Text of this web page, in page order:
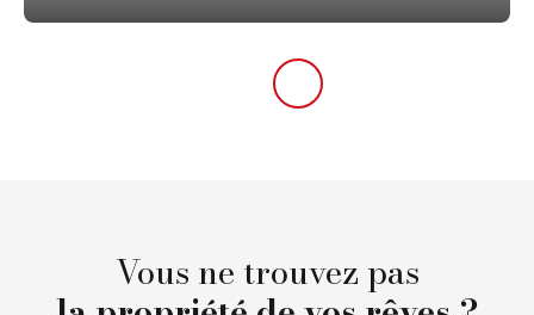
Vous ne trouvez pas